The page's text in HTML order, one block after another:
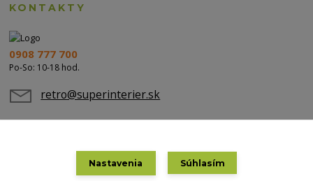
KONTAKTY
0908 777 700
Po-So: 10-18 hod.
retro@superinterier.sk
Nastavenia Súhlasím